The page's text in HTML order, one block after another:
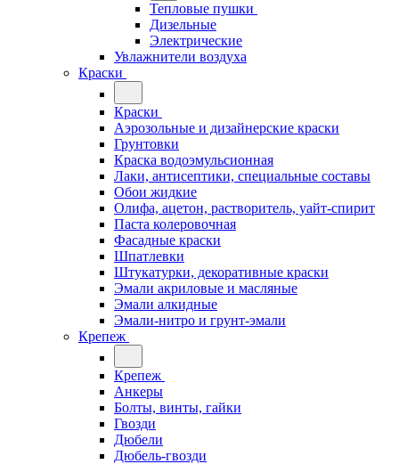
Тепловые пушки
Дизельные
Электрические
Увлажнители воздуха
Краски
Краски
Аэрозольные и дизайнерские краски
Грунтовки
Краска водоэмульсионная
Лаки, антисептики, специальные составы
Обои жидкие
Олифа, ацетон, растворитель, уайт-спирит
Паста колеровочная
Фасадные краски
Шпатлевки
Штукатурки, декоративные краски
Эмали акриловые и масляные
Эмали алкидные
Эмали-нитро и грунт-эмали
Крепеж
Крепеж
Анкеры
Болты, винты, гайки
Гвозди
Дюбели
Дюбель-гвозди